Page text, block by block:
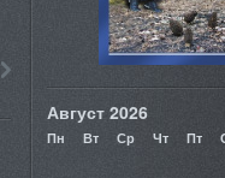
Август 2026
Пн Вт Ср Чт Пт